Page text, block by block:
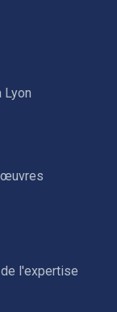
Lyon
l'expertise